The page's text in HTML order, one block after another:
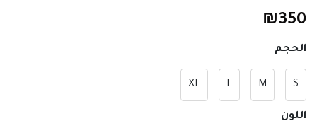
₪350
الحجم
S
M
L
XL
اللون